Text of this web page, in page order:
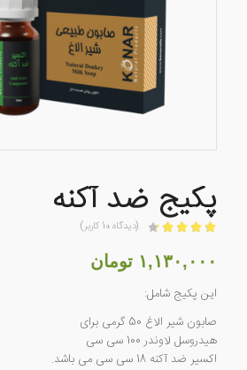
پکیج ضد آکنه
4.30 از 5 در
10
مشتری
(دیدگاه10 کاربر)
۱,۱۳۰,۰۰۰ تومان
این پکیج شامل:
صابون شیر الاغ 50 گرمی برای
هیدروسل لاوندر 100 سی سی
اکسیر ضد آکنه 18 سی سی می باشد.